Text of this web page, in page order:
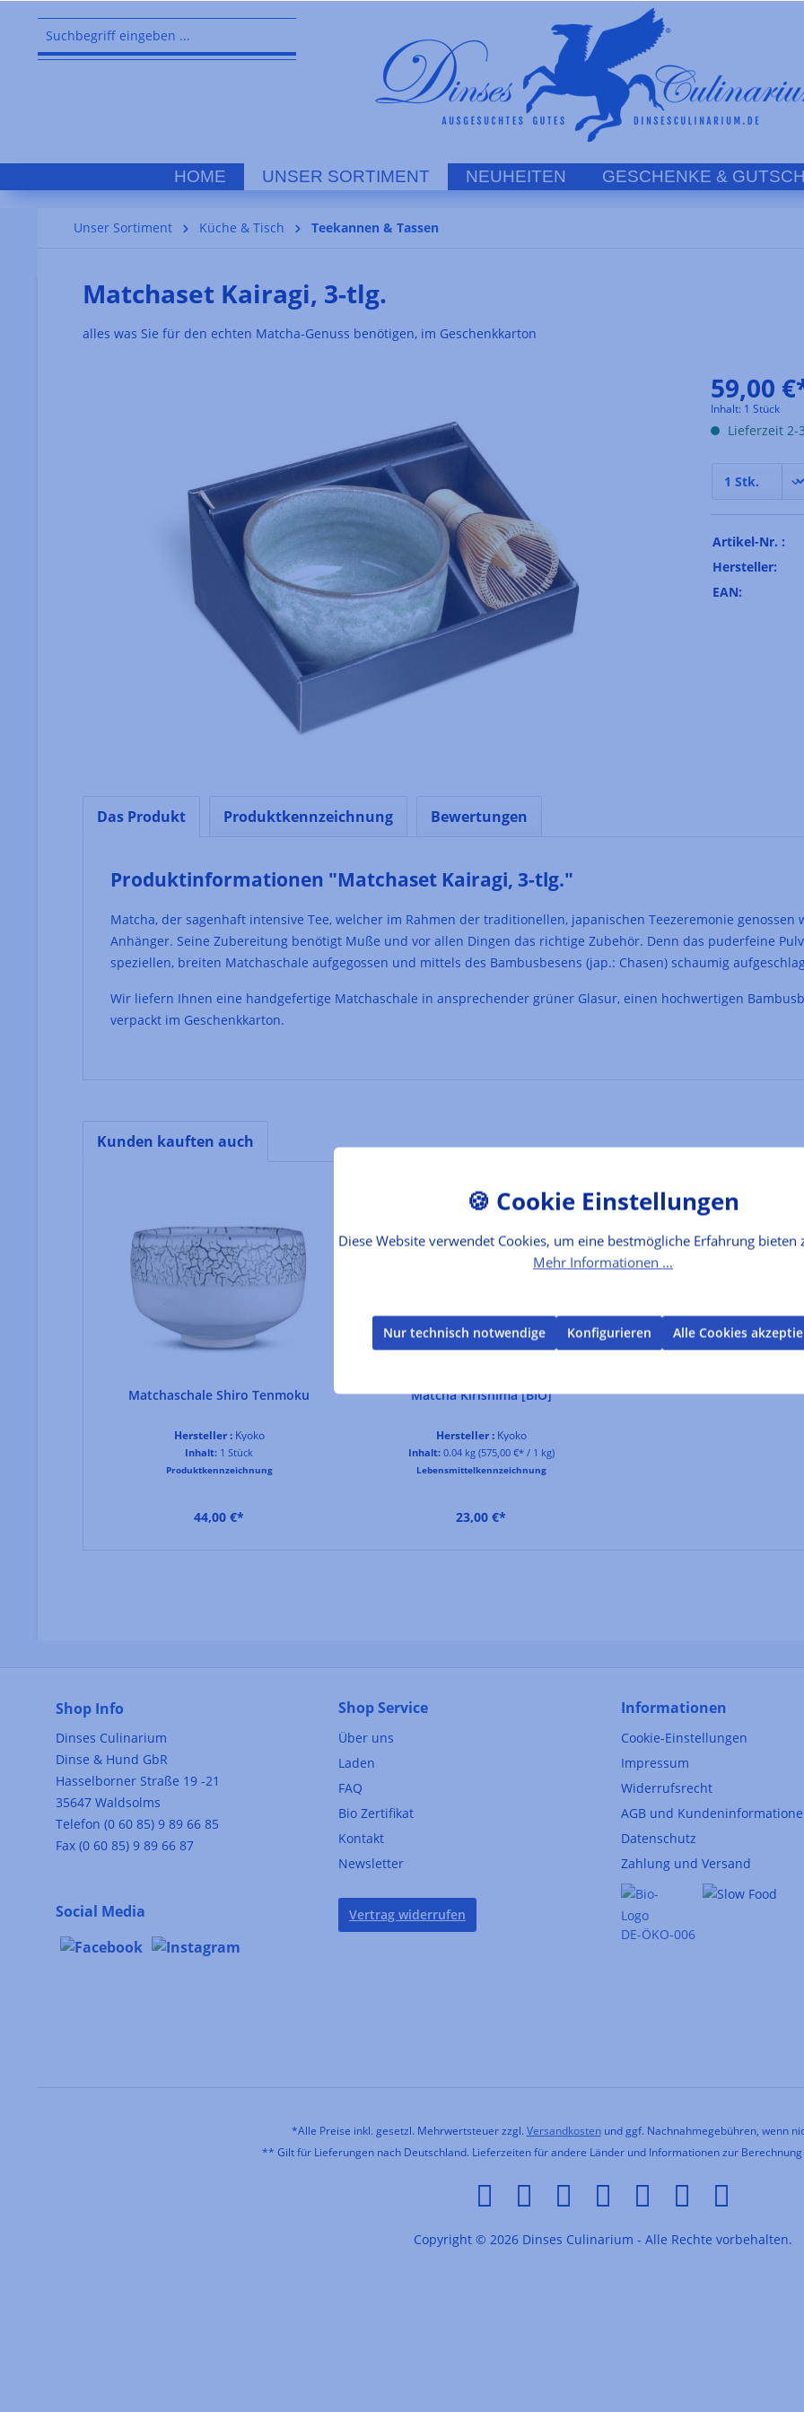
Zur Hauptnavigation springen
HOME UNSER SORTIMENT NEUHEITEN GESCHENKE &
Unser Sortiment Küche & Tisch Teekannen & Tassen
Matchaset Kairagi, 3-tlg.
alles was Sie für den echten Matcha-Genuss benötigen, im Geschenkkarton
59,00
Inhalt: 1 Stück
Lieferzeit 2-
Artikel-Nr. :
Hersteller:
EAN:
Das Produkt Produktkennzeichnung Bewertungen
Produktinformationen "Matchaset Kairagi, 3-tlg."
Matcha, der sagenhaft intensive Tee, welcher im Rahmen der traditionellen, japanischen Teezeremonie
Anhänger. Seine Zubereitung benötigt Muße und vor allen Dingen das richtige Zubehör. Denn das puderfeine
speziellen, breiten Matchaschale aufgegossen und mittels des Bambusbesens (jap.: Chasen) schaumig
Wir liefern Ihnen eine handgefertige Matchaschale in ansprechender grüner Glasur, einen hochwertigen
verpackt im Geschenkkarton.
Kunden kauften auch
Matchaschale Shiro Tenmoku
Hersteller :Kyoko
Inhalt: 1 Stück
Produktkennzeichnung
44,00 €*
Matcha Kirishima [BIO]
Hersteller :Kyoko
Inhalt: 0.04 kg (575,00 €* / 1 kg)
Lebensmittelkennzeichnung
23,00 €*
Shop Info
Dinses Culinarium
Dinse & Hund GbR
Hasselborner Straße 19 -21
35647 Waldsolms
Telefon (0 60 85) 9 89 66 85
Fax (0 60 85) 9 89 66 87
Social Media
Shop Service
Über uns
Laden
FAQ
Bio Zertifikat
Kontakt
Newsletter
Vertrag widerrufen
Informationen
Cookie-Einstellungen
Impressum
Widerrufsrecht
AGB und
Datenschutz
Zahlung und Versand
DE-ÖKO-006
*Alle Preise inkl. gesetzl. Mehrwertsteuer zzgl. Versandkostenund ggf. Nachnahmegebühren, wenn
** Gilt für Lieferungen nach Deutschland. Lieferzeiten für andere Länder und Informationen zur
Copyright © 2026 Dinses Culinarium - Alle Rechte vorbehalten.
Diese Website verwendet Cookies, um eine bestmögliche Erfahrung bieten
Mehr Informationen ...
Nur technisch notwendige Konfigurieren Alle Cookies